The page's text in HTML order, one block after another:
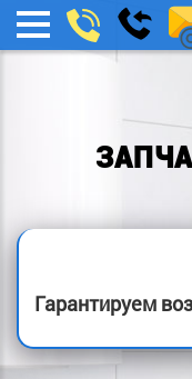
МЕНЮ
звонок
Гарантируем